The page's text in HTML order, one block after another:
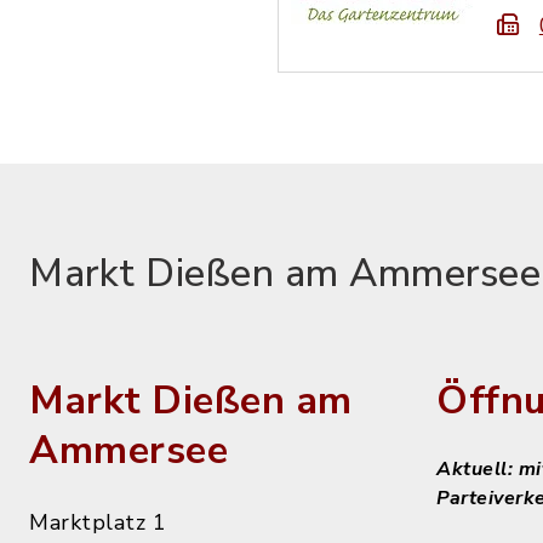
Markt Dießen am Ammersee
Markt Dießen am
Ammersee
Marktplatz 1
Aktuell: